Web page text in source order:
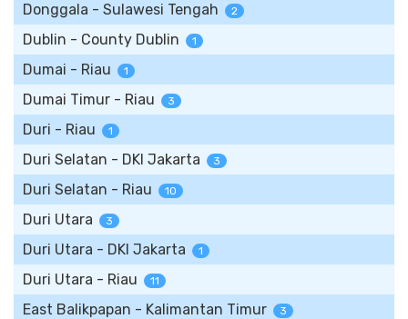
Donggala - Sulawesi Tengah 2
Dublin - County Dublin 1
Dumai - Riau 1
Dumai Timur - Riau 3
Duri - Riau 1
Duri Selatan - DKI Jakarta 3
Duri Selatan - Riau 10
Duri Utara 3
Duri Utara - DKI Jakarta 1
Duri Utara - Riau 11
East Balikpapan - Kalimantan Timur 3